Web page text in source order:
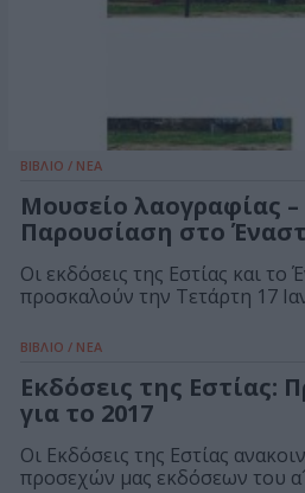
ΒΙΒΛΙΟ / ΝΕΑ
Μουσείο λαογραφίας
Παρουσίαση στο
Οι εκδόσεις της Εστίας και
προσκαλούν την Τετάρτη 17
ΒΙΒΛΙΟ / ΝΕΑ
Εκδόσεις της Εστίας:
για το 2017
Οι Εκδόσεις της Εστίας
προσεχών μας εκδόσεων του